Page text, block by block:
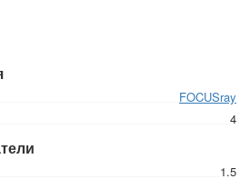
FOCUSray
4
1.5